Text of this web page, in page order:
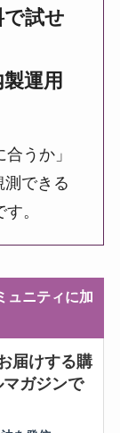
試せ
運用
うか」
測できる
。
ュニティに加
届けする購
ガジンで